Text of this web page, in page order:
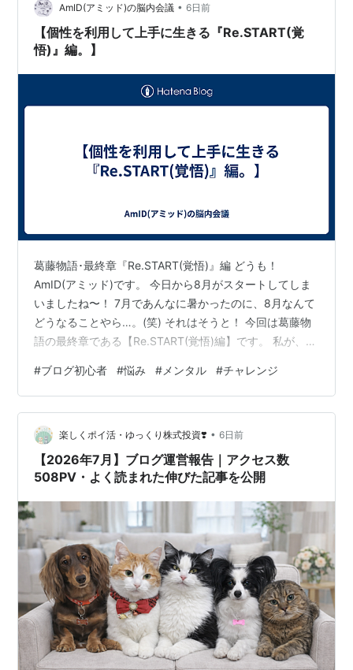
も、汗をかいてビチョビチョになった服の感触とか、着
替えられずにそのまま車に乗って移動するときの気持ち
悪さなどが嫌で嫌でしょうがないです。多汗症レ…
AmID(アミッド)の脳内会議 • 6日前
【個性を利用して上手に生きる『Re.START(覚
悟)』編。】
葛藤物語･最終章『Re.START(覚悟)』編 どうも！
AmID(アミッド)です。 今日から8月がスタートしてしま
いましたね〜！ 7月であんなに暑かったのに、8月なんて
どうなることやら…。(笑) それはそうと！ 今回は葛藤物
語の最終章である【Re.START(覚悟)編】です。 私が、こ
い、付き合っていくか。 ブログを通してどんな事を得て
いければいいのか。 そんな脳内会議の様子をのぞき見し
ていきましょう…。 では、どうぞ！(⁠・⁠∀⁠・⁠)ﾌﾌﾌｯ…。 私は
前回から、これを書いているいま現在まで脳内会議があ
まり開催されていなかった。 猛暑の疲労と眠…
#ブログ初心者 #悩み # メンタル #チャレンジ
楽しくポイ活・ゆっくり株式投資❣️ • 6日前
【2026年7月】ブログ運営報告｜アクセス数
508PV・よく読まれた伸びた記事を公開